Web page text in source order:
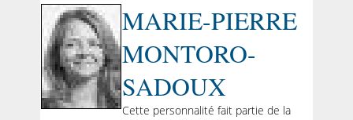
MARIE-PIERRE
MONTORO-
SADOUX
Cette personnalité fait partie de la